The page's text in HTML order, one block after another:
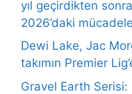
yıl geçirdikten
2026’daki
Dewi Lake, Jac
takımın Premier
Gravel Earth